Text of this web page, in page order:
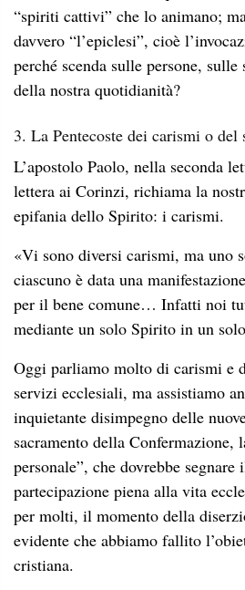
“spiriti cattivi” che lo animano;
davvero “l’epiclesi”, cioè
perché scenda sulle persone,
della nostra quotidianità?
3. La Pentecoste dei carismi o del
L’apostolo Paolo, nella seconda
lettera ai Corinzi, richiama la
epifania dello Spirito: i carismi.
«Vi sono diversi carismi, ma
ciascuno è data una
per il bene comune… Infatti noi
mediante un solo Spirito in un
Oggi parliamo molto di carismi e
servizi ecclesiali, ma assistiamo
inquietante disimpegno delle
sacramento della Confermazione,
personale”, che dovrebbe segnare
partecipazione piena alla vita
per molti, il momento della
evidente che abbiamo fallito
cristiana.